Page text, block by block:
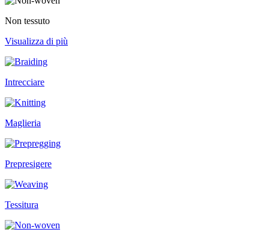
Non tessuto
Visualizza di più
Intrecciare
Maglieria
Prepresigere
Tessitura